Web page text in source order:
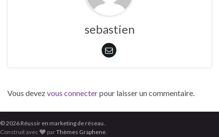
sebastien
Vous devezvous connecterpour laisser un commentaire.
© 2026 Réussir en marketing de réseau .
Construit avec
parThèmes Graphene